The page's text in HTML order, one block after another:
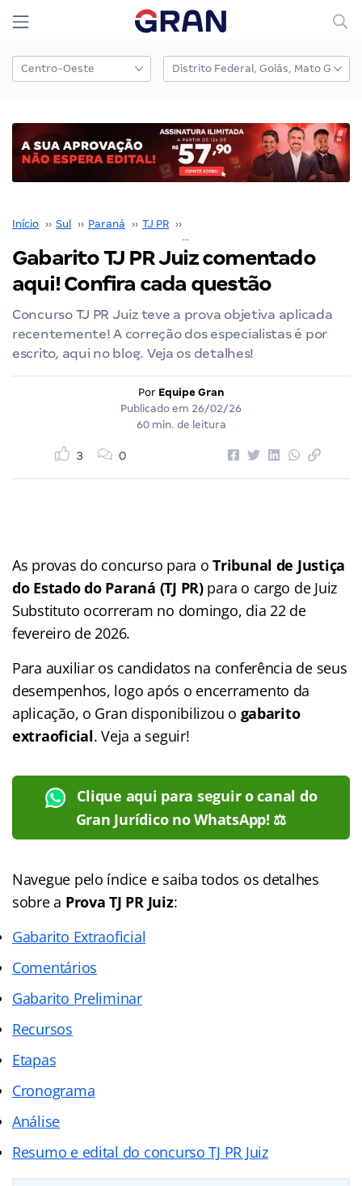
Início ›› Sul ›› Paraná ›› TJ PR ››
Gabarito TJ PR Juiz comentado
aqui! Confira cada questão
Concurso TJ PR Juiz teve a prova objetiva aplicada
recentemente! A correção dos especialistas é por
escrito, aqui no blog. Veja os detalhes!
Por Equipe Gran
Publicado em 26/02/26
60 min. de leitura
3 0
As provas do concurso para oTribunal de Justiça
do Estado do Paraná (TJ PR)para o cargo de Juiz
Substituto ocorreram no domingo, dia 22 de
fevereiro de 2026.
Para auxiliar os candidatos na conferência de seus
desempenhos, logo após o encerramento da
aplicação, o Gran disponibilizou o gabarito
extraoficial. Veja a seguir!
Clique aqui para seguir o canal do
Gran Jurídico no WhatsApp! ⚖️
Navegue pelo índice e saiba todos os detalhes
sobre a Prova TJ PR Juiz:
Gabarito Extraoficial
Comentários
Gabarito Preliminar
Recursos
Etapas
Cronograma
Análise
Resumo e edital do concurso TJ PR Juiz